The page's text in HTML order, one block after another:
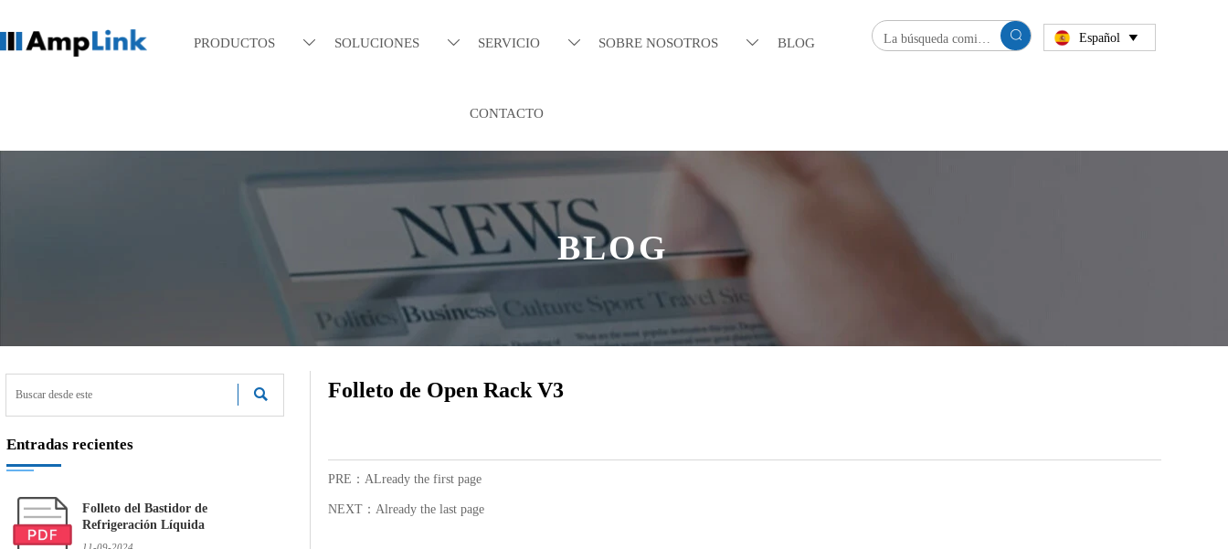
PRODUCTOS  SOLUCIONES  SERVICIO  SOBRE NOSOTROS  BLOG
CONTACTO
 Español 
BLOG

Entradas recientes
Folleto del Bastidor de
Refrigeración Líquida
Folleto de Open Rack V3
PRE：ALready the first page
NEXT：Already the last page